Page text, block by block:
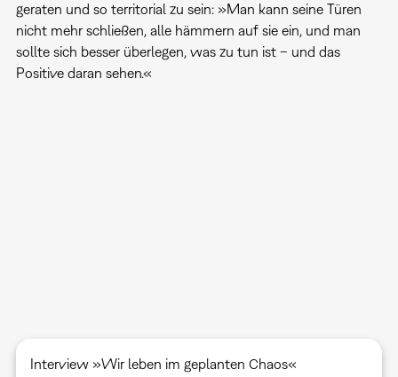
geraten und so territorial zu sein: »Man kann seine Türen
nicht mehr schließen, alle hämmern auf sie ein, und man
sollte sich besser überlegen, was zu tun ist – und das
Positive daran sehen.«
Interview »Wir leben im geplanten Chaos«